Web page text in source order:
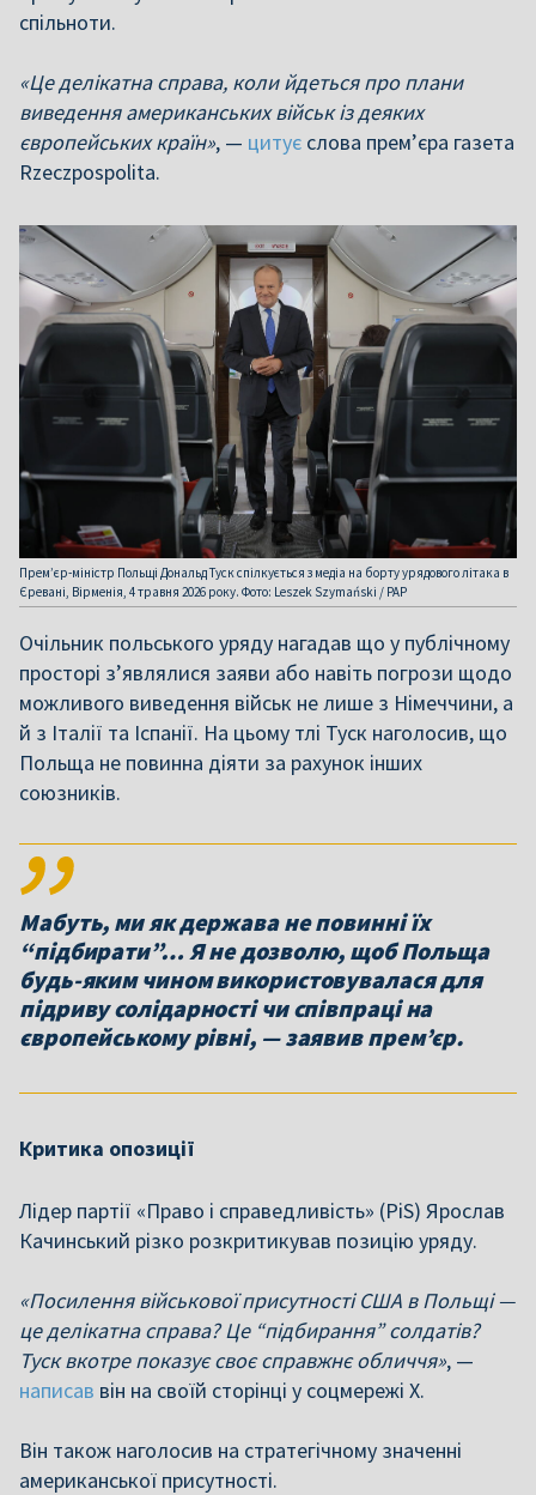
спільноти.
«Це делікатна справа, коли йдеться про плани
виведення американських військ із деяких
європейських країн», — цитує слова прем’єра газета
Rzeczpospolita.
Прем’єр-міністр Польщі Дональд Туск спілкується з медіа на борту урядового літака в
Єревані, Вірменія, 4 травня 2026 року. Фото: Leszek Szymański / PAP
Очільник польського уряду нагадав що у публічному
просторі з’являлися заяви або навіть погрози щодо
можливого виведення військ не лише з Німеччини, а
й з Італії та Іспанії. На цьому тлі Туск наголосив, що
Польща не повинна діяти за рахунок інших
союзників.
Мабуть, ми як держава не повинні їх
“підбирати”… Я не дозволю, щоб Польща
будь-яким чином використовувалася для
підриву солідарності чи співпраці на
європейському рівні, — заявив прем’єр.
Критика опозиції
Лідер партії «Право і справедливість» (PiS) Ярослав
Качинський різко розкритикував позицію уряду.
«Посилення військової присутності США в Польщі —
це делікатна справа? Це “підбирання” солдатів?
Туск вкотре показує своє справжнє обличчя», —
написав він на своїй сторінці у соцмережі Х.
Він також наголосив на стратегічному значенні
американської присутності.